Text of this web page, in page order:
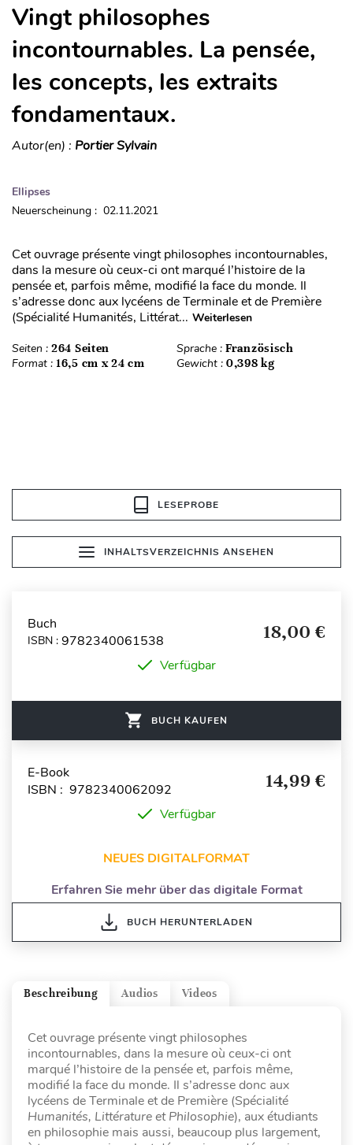
Vingt philosophes
incontournables. La pensée,
les concepts, les extraits
fondamentaux.
Autor(en) : Portier Sylvain
Ellipses
Neuerscheinung : 02.11.2021
Cet ouvrage présente vingt philosophes incontournables,
dans la mesure où ceux-ci ont marqué l’histoire de la
pensée et, parfois même, modifié la face du monde. Il
s’adresse donc aux lycéens de Terminale et de Première
(Spécialité Humanités, Littérat... Weiterlesen
Seiten : 264 Seiten Sprache : Französisch
Format : 16,5 cm x 24 cm Gewicht : 0,398 kg
LESEPROBE
INHALTSVERZEICHNIS ANSEHEN
Buch
ISBN : 9782340061538 18,00 €
Verfügbar
BUCH KAUFEN
E-Book
ISBN : 9782340062092
14,99 €
Verfügbar
NEUES DIGITALFORMAT
Erfahren Sie mehr über das digitale Format
BUCH HERUNTERLADEN
Videos
Audios
Beschreibung
Cet ouvrage présente vingt philosophes
incontournables, dans la mesure où ceux-ci ont
marqué l’histoire de la pensée et, parfois même,
modifié la face du monde. Il s’adresse donc aux
lycéens de Terminale et de Première (Spécialité
Humanités, Littérature et Philosophie), aux étudiants
en philosophie mais aussi, beaucoup plus largement,